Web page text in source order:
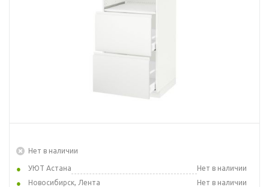
Нет в наличии
УЮТ Астана
Нет в наличии
Новосибирск, Лента
Нет в наличии